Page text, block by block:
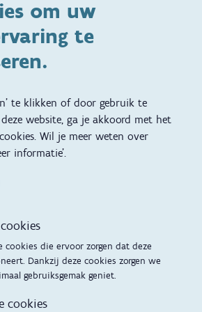
om uw
te
te klikken of door gebruik te
website, ga je akkoord met het
Wil je meer weten over
informatie'.
die ervoor zorgen dat deze
Dankzij deze cookies zorgen we
gebruiksgemak geniet.
cookies
Adoptie
Kinderwens
Vertalingen
Mijn Opgroeien